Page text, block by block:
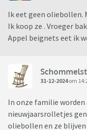
Ik eet geen oliebollen.
Ik koop ze . Vroeger
Appel beignets eet ik
31-12-2024om
In onze familie
nieuwjaarsrolletjes
oliebollen en ze